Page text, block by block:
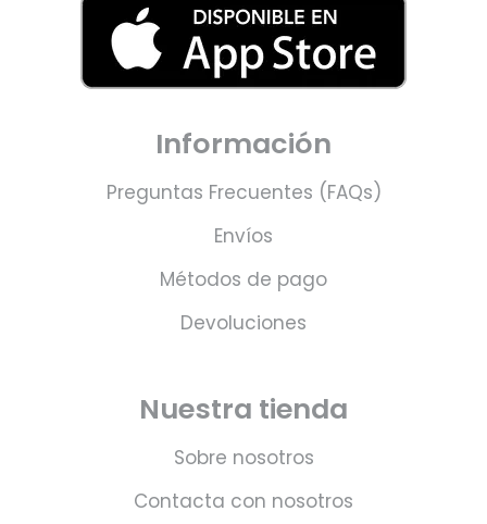
Información
Preguntas Frecuentes (FAQs)
Envíos
Métodos de pago
Devoluciones
Nuestra tienda
Sobre nosotros
Contacta con nosotros